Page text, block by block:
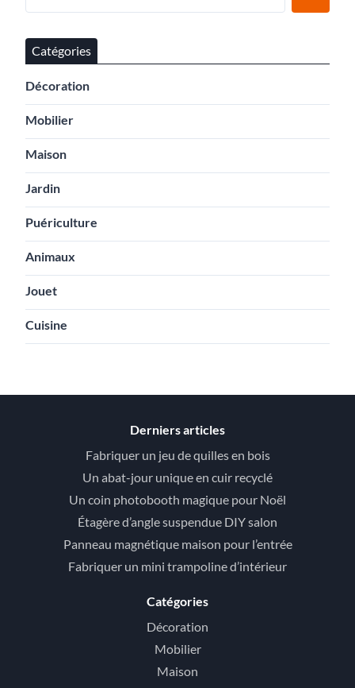
Catégories
Décoration
Mobilier
Maison
Jardin
Puériculture
Animaux
Jouet
Cuisine
Derniers articles
Fabriquer un jeu de quilles en bois
Un abat-jour unique en cuir recyclé
Un coin photobooth magique pour Noël
Étagère d’angle suspendue DIY salon
Panneau magnétique maison pour l’entrée
Fabriquer un mini trampoline d’intérieur
Catégories
Décoration
Mobilier
Maison